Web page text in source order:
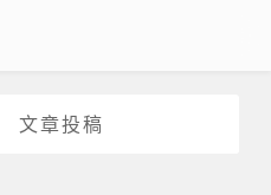
文章投稿